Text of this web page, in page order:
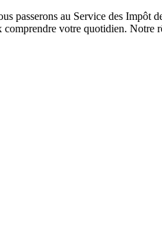
passerons au Service des
votre quotidien.